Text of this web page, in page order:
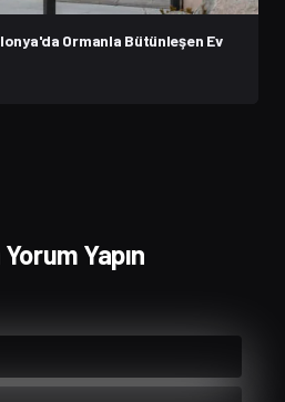
Ormanla Bütünleşen Ev
Yorum Yapın